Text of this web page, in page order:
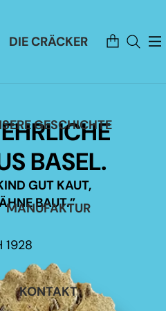
DIE CRÄCKER
GESCHICHTE
MANUFAKTUR
KONTAKT
Artikel
im
Warenkorb
BASEL.
GUT KAUT,
BAUT.”
1928